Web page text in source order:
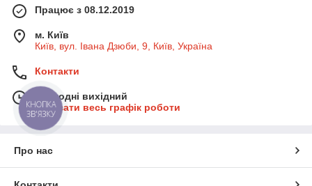
Працює з 08.12.2019
м. Київ
Київ, вул. Івана Дзюби, 9, Київ, Україна
Контакти
Сьогодні вихідний
Показати весь графік роботи
Про нас
КНОПКА
ЗВ'ЯЗКУ